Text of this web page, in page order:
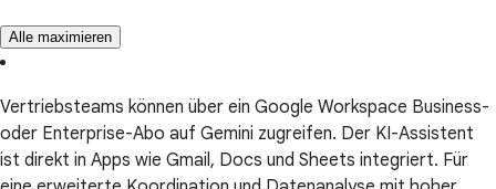
Alle maximieren
Vertriebsteams können über ein Google Workspace Business-
oder Enterprise-Abo auf Gemini zugreifen. Der KI-Assistent
ist direkt in Apps wie Gmail, Docs und Sheets integriert. Für